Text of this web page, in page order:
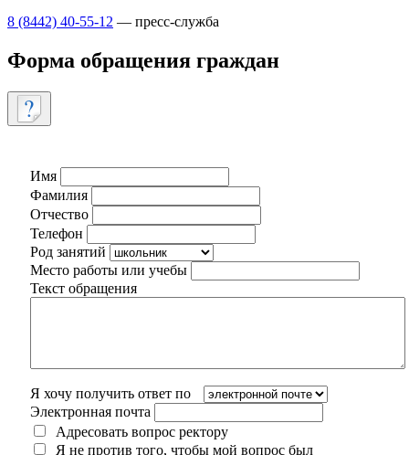
8 (8442) 40-55-12 — пресс-служба
Форма обращения граждан
Имя
Фамилия
Отчество
Телефон
Род занятий
Место работы или учебы
Текст обращения
Я хочу получить ответ по
Электронная почта
Адресовать вопрос ректору
Я не против того, чтобы мой вопрос был